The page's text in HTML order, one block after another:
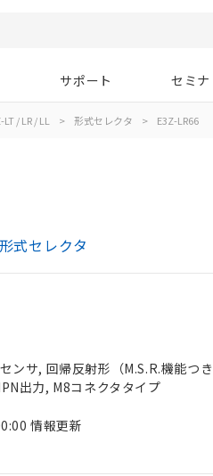
サポート セミナ
LT / LR / LL > 形式セレクタ > E3Z-LR66
式セレクタ
ンサ, 回帰反射形（M.S.R.機能つ
出力, M8コネクタタイプ
情報更新